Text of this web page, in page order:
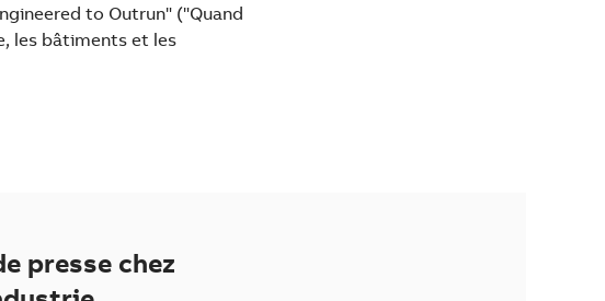
to Outrun" ("Quand
les bâtiments et les
presse chez